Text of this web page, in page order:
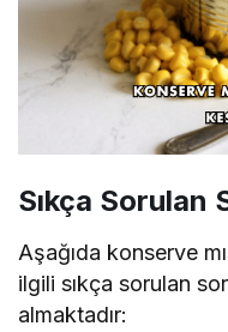
Sıkça Sorulan
Aşağıda konserve
ilgili sıkça sorulan
almaktadır: